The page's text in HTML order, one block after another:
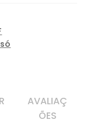
AVALIAÇ
ÕES